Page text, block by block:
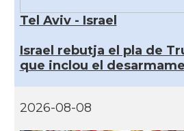
Tel Aviv - Israel
Israel rebutja el pla de
que inclou el
2026-08-08